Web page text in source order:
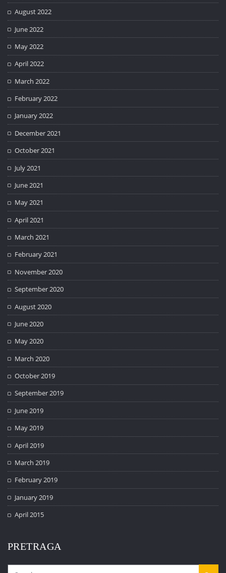
August 2022
June 2022
May 2022
April 2022
March 2022
February 2022
January 2022
December 2021
October 2021
July 2021
June 2021
May 2021
April 2021
March 2021
February 2021
November 2020
September 2020
August 2020
June 2020
May 2020
March 2020
October 2019
September 2019
June 2019
May 2019
April 2019
March 2019
February 2019
January 2019
April 2015
PRETRAGA